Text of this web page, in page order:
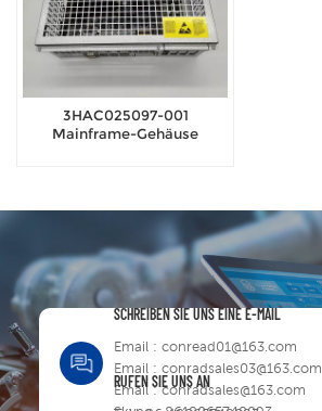
3HAC025097-001
Mainframe-Gehäuse
SCHREIBEN SIE UNS EINE E-MAIL
Email : conread01@163.com
Email : conradsales03@163.com
Email :conradsales@163.com
RUFEN SIE UNS AN